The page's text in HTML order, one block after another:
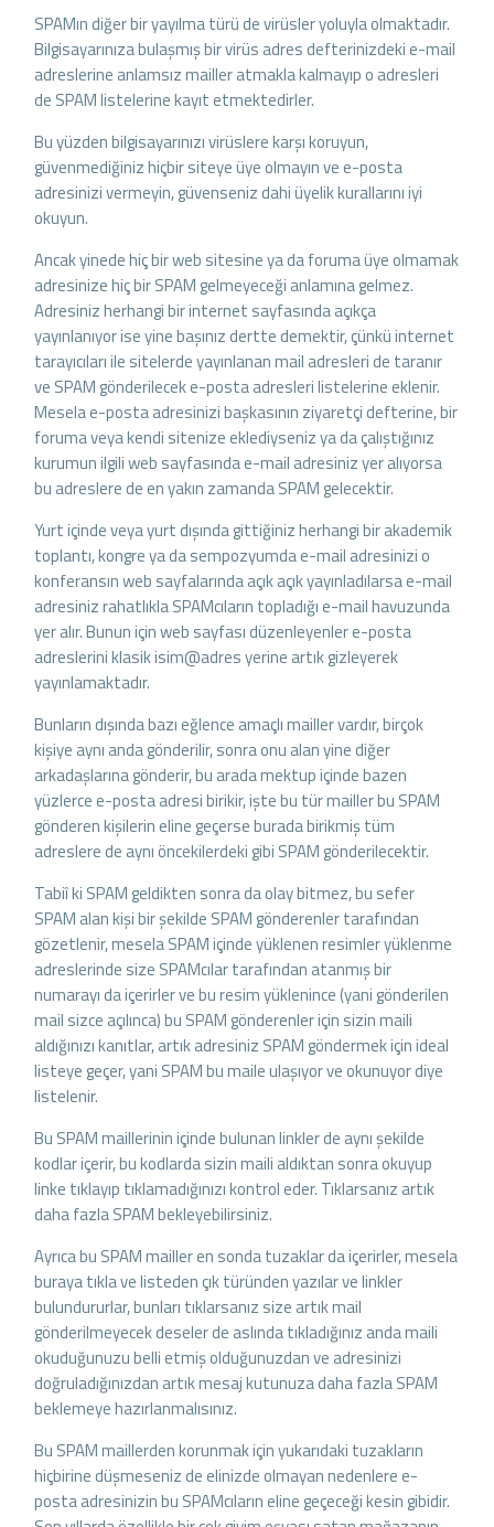
SPAMın diğer bir yayılma türü de virüsler yoluyla olmaktadır.
Bilgisayarınıza bulaşmış bir virüs adres defterinizdeki e-mail
adreslerine anlamsız mailler atmakla kalmayıp o adresleri
de SPAM listelerine kayıt etmektedirler.
Bu yüzden bilgisayarınızı virüslere karşı koruyun,
güvenmediğiniz hiçbir siteye üye olmayın ve e-posta
adresinizi vermeyin, güvenseniz dahi üyelik kurallarını iyi
okuyun.
Ancak yinede hiç bir web sitesine ya da foruma üye olmamak
adresinize hiç bir SPAM gelmeyeceği anlamına gelmez.
Adresiniz herhangi bir internet sayfasında açıkça
yayınlanıyor ise yine başınız dertte demektir, çünkü internet
tarayıcıları ile sitelerde yayınlanan mail adresleri de taranır
ve SPAM gönderilecek e-posta adresleri listelerine eklenir.
Mesela e-posta adresinizi başkasının ziyaretçi defterine, bir
foruma veya kendi sitenize eklediyseniz ya da çalıştığınız
kurumun ilgili web sayfasında e-mail adresiniz yer alıyorsa
bu adreslere de en yakın zamanda SPAM gelecektir.
Yurt içinde veya yurt dışında gittiğiniz herhangi bir akademik
toplantı, kongre ya da sempozyumda e-mail adresinizi o
konferansın web sayfalarında açık açık yayınladılarsa e-mail
adresiniz rahatlıkla SPAMcıların topladığı e-mail havuzunda
yer alır. Bunun için web sayfası düzenleyenler e-posta
adreslerini klasik isim@adres yerine artık gizleyerek
yayınlamaktadır.
Bunların dışında bazı eğlence amaçlı mailler vardır, birçok
kişiye aynı anda gönderilir, sonra onu alan yine diğer
arkadaşlarına gönderir, bu arada mektup içinde bazen
yüzlerce e-posta adresi birikir, işte bu tür mailler bu SPAM
gönderen kişilerin eline geçerse burada birikmiş tüm
adreslere de aynı öncekilerdeki gibi SPAM gönderilecektir.
Tabiî ki SPAM geldikten sonra da olay bitmez, bu sefer
SPAM alan kişi bir şekilde SPAM gönderenler tarafından
gözetlenir, mesela SPAM içinde yüklenen resimler yüklenme
adreslerinde size SPAMcılar tarafından atanmış bir
numarayı da içerirler ve bu resim yüklenince (yani gönderilen
mail sizce açılınca) bu SPAM gönderenler için sizin maili
aldığınızı kanıtlar, artık adresiniz SPAM göndermek için ideal
listeye geçer, yani SPAM bu maile ulaşıyor ve okunuyor diye
listelenir.
Bu SPAM maillerinin içinde bulunan linkler de aynı şekilde
kodlar içerir, bu kodlarda sizin maili aldıktan sonra okuyup
linke tıklayıp tıklamadığınızı kontrol eder. Tıklarsanız artık
daha fazla SPAM bekleyebilirsiniz.
Ayrıca bu SPAM mailler en sonda tuzaklar da içerirler, mesela
buraya tıkla ve listeden çık türünden yazılar ve linkler
bulundururlar, bunları tıklarsanız size artık mail
gönderilmeyecek deseler de aslında tıkladığınız anda maili
okuduğunuzu belli etmiş olduğunuzdan ve adresinizi
doğruladığınızdan artık mesaj kutunuza daha fazla SPAM
beklemeye hazırlanmalısınız.
Bu SPAM maillerden korunmak için yukarıdaki tuzakların
hiçbirine düşmeseniz de elinizde olmayan nedenlere e-
posta adresinizin bu SPAMcıların eline geçeceği kesin gibidir.